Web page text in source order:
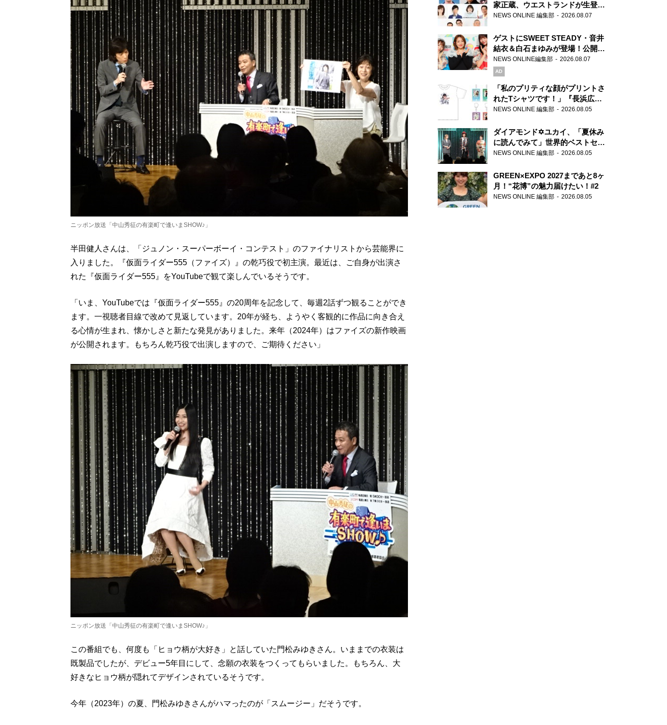
ニッポン放送「中山秀征の有楽町で逢いまSHOW♪」
半田健人さんは、「ジュノン・スーパーボーイ・コンテスト」のファイナリストから芸能界に
入りました。『仮面ライダー555（ファイズ）』の乾巧役で初主演。最近は、ご自身が出演さ
れた『仮面ライダー555』をYouTubeで観て楽しんでいるそうです。
「いま、YouTubeでは『仮面ライダー555』の20周年を記念して、毎週2話ずつ観ることができ
ます。一視聴者目線で改めて見返しています。20年が経ち、ようやく客観的に作品に向き合え
る心情が生まれ、懐かしさと新たな発見がありました。来年（2024年）はファイズの新作映画
が公開されます。もちろん乾巧役で出演しますので、ご期待ください」
ニッポン放送「中山秀征の有楽町で逢いまSHOW♪」
この番組でも、何度も「ヒョウ柄が大好き」と話していた門松みゆきさん。いままでの衣装は
既製品でしたが、デビュー5年目にして、念願の衣装をつくってもらいました。もちろん、大
好きなヒョウ柄が隠れてデザインされているそうです。
今年（2023年）の夏、門松みゆきさんがハマったのが「スムージー」だそうです。
家正蔵、ウエストランドが生登
場！『ラジオビバリー昼ズ』
NEWS ONLINE 編集部 2026.08.07
ゲストにSWEET STEADY・音井
結衣＆白石まゆみが登場！公開収
録で素顔全開！
NEWS ONLINE編集部 2026.08.07
AD
「私のプリティな顔がプリントさ
れたTシャツです！」『長浜広奈
天下無双』初の番組グッズ発売
NEWS ONLINE 編集部 2026.08.05
ダイアモンド✡ユカイ、「夏休み
に読んでみて」世界的ベストセラ
ー『アナスタシア』を紹介
NEWS ONLINE 編集部 2026.08.05
GREEN×EXPO 2027まであと8ヶ
月！“花博”の魅力届けたい！#2
NEWS ONLINE 編集部 2026.08.05